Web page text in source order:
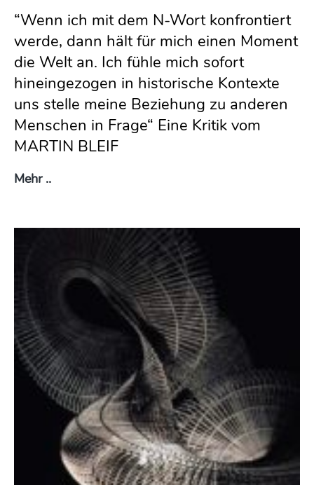
“Wenn ich mit dem N-Wort konfrontiert
werde, dann hält für mich einen Moment
die Welt an. Ich fühle mich sofort
hineingezogen in historische Kontexte
uns stelle meine Beziehung zu anderen
Menschen in Frage“ Eine Kritik vom
MARTIN BLEIF
Mehr ..Kontaminierte Worte – Braucht es die